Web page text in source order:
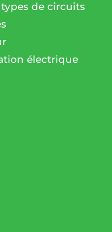
types de circuits
électrique